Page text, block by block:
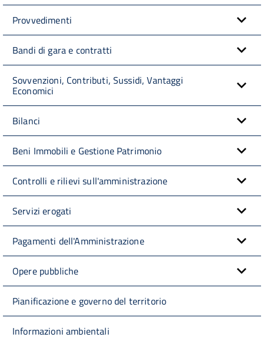
Provvedimenti
Bandi di gara e contratti
Sovvenzioni, Contributi, Sussidi, Vantaggi
Economici
Bilanci
Beni Immobili e Gestione Patrimonio
Controlli e rilievi sull'amministrazione
Servizi erogati
Pagamenti dell'Amministrazione
Opere pubbliche
Pianificazione e governo del territorio
Informazioni ambientali